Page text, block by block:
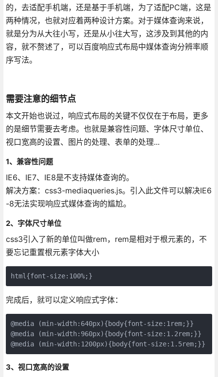
的，去适配手机端，还是基于手机端，为了适配PC端，这是
两种情况，也就对应着两种设计方案。对于媒体查询来说，
就是分为从大往小写，还是从小往大写，这涉及到其他的内
容，就不赘述了，可以百度响应式布局中媒体查询分辨率顺
序写法。
需要注意的细节点
本文开始也说过，响应式布局的关键不仅仅在于布局，更多
的是细节需要去考虑。也就是兼容性问题、字体尺寸单位、
视口宽高的设置、图片的处理、表单的处理...
1、兼容性问题
IE6、IE7、IE8是不支持媒体查询的。
解决方案：css3-mediaqueries.js。引入此文件可以解决IE6
-8无法实现响应式媒体查询的尴尬。
2、字体尺寸单位
css3引入了新的单位叫做rem，rem是相对于根元素的，不
要忘记重置根元素字体大小
完成后，就可以定义响应式字体：
@media (min-width:640px){body{font-size:1rem;}}
@media (min-width:960px){body{font-size:1.2rem;}}
@media (min-width:1200px){body{font-size:1.5rem;}}
3、视口宽高的设置